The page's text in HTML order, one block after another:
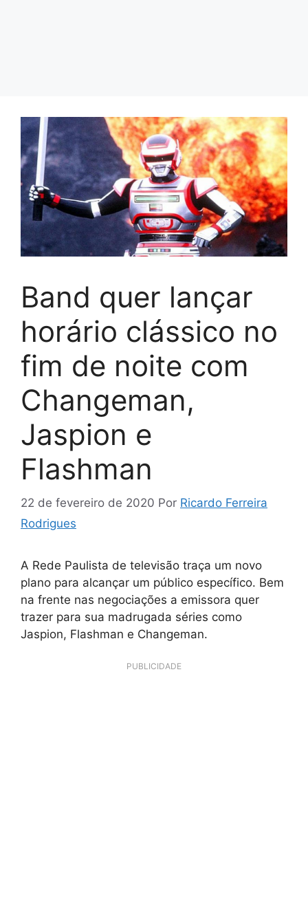
Band quer lançar
horário clássico no
fim de noite com
Changeman,
Jaspion e
Flashman
22 de fevereiro de 2020 Por Ricardo Ferreira
Rodrigues
A Rede Paulista de televisão traça um novo
plano para alcançar um público específico. Bem
na frente nas negociações a emissora quer
trazer para sua madrugada séries como
Jaspion, Flashman e Changeman.
PUBLICIDADE